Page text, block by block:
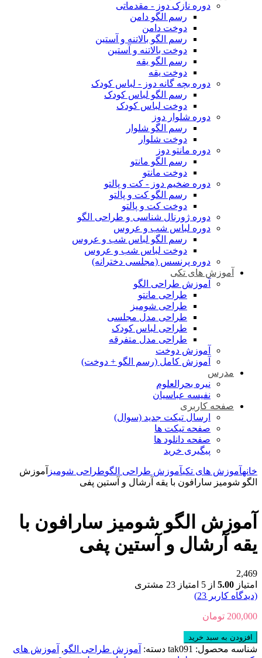
دوره نازک دوز - مقدماتی
رسم الگو دامن
دوخت دامن
رسم الگو بالاتنه و آستین
دوخت بالاتنه و آستین
رسم الگو یقه
دوخت یقه
دوره بچه گانه دوز - لباس کودک
رسم الگو لباس کودک
دوخت لباس کودک
دوره شلوار دوز
رسم الگو شلوار
دوخت شلوار
دوره مانتو دوز
رسم الگو مانتو
دوخت مانتو
دوره ضخیم دوز - کت و پالتو
رسم الگو کت و پالتو
دوخت کت و پالتو
دوره ژورنال شناسی و طراحی الگو
دوره لباس شب و عروس
رسم الگو لباس شب و عروس
دوخت لباس شب و عروس
دوره پرنسس (مجلسی دخترانه)
آموزش های تکی
آموزش طراحی الگو
طراحی مانتو
طراحی شومیز
طراحی مدل مجلسی
طراحی لباس کودک
طراحی مدل متفرقه
آموزش دوخت
آموزش کامل (رسم الگو + دوخت)
مدرس
نیره بحرالعلوم
نفیسه عباسیان
صفحه کاربری
ارسال تیکت جدید (سوال)
صفحه تیکت ها
صفحه دانلود ها
پیگیری خرید
خانهآموزش های تکیآموزش طراحی الگوطراحی شومیز آموزش
الگو شومیز سارافون با یقه آرشال و آستین پفی
آموزش الگو شومیز سارافون با
یقه آرشال و آستین پفی
2,469
امتیاز 5.00 از 5 امتیاز 23 مشتری
(دیدگاه کاربر 23
)
200,000 تومان
آموزش
الگو
افزودن به سبد خرید
شناسه محصول: tak091 دسته: آموزش طراحی الگو, آموزش های